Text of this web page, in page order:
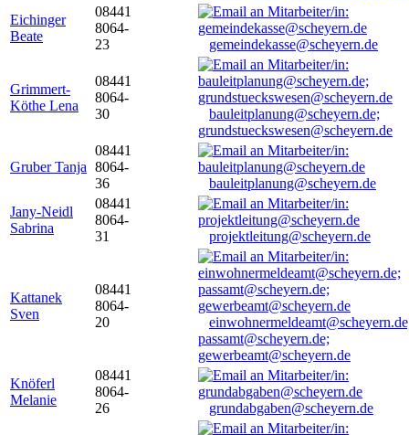
Eichinger
Beate
08441
8064-
23
gemeindekasse@scheyern.de
Grimmert-
Köthe Lena
08441
8064-
30
bauleitplanung@scheyern.de;
grundstueckswesen@scheyern.de
Gruber Tanja
08441
8064-
36
bauleitplanung@scheyern.de
Jany-Neidl
Sabrina
08441
8064-
31
projektleitung@scheyern.de
Kattanek
Sven
08441
8064-
20
passamt@scheyern.de;
gewerbeamt@scheyern.de
Knöferl
Melanie
08441
8064-
26
grundabgaben@scheyern.de